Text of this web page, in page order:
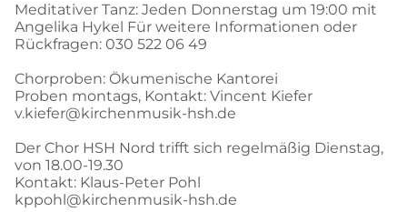
Meditativer Tanz: Jeden Donnerstag um 19:00 mit
Angelika Hykel Für weitere Informationen oder
Rückfragen: 030 522 06 49
Chorproben: Ökumenische Kantorei
Proben montags, Kontakt: Vincent Kiefer
v.kiefer@kirchenmusik-hsh.de
Der Chor HSH Nord trifft sich regelmäßig Dienstag,
von 18.00-19.30
Kontakt: Klaus-Peter Pohl
kppohl@kirchenmusik-hsh.de